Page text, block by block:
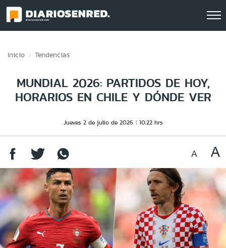
Inicio Tendencias
MUNDIAL 2026: PARTIDOS DE HOY,
HORARIOS EN CHILE Y DÓNDE VER
Jueves 2 de julio de 2026 10:22 hrs